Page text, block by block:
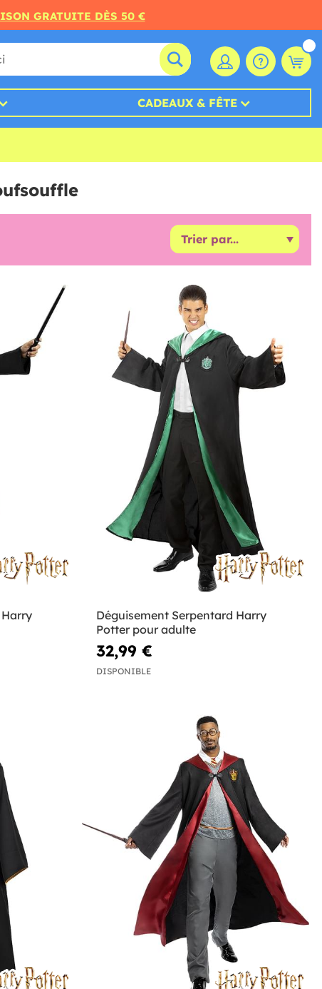
GRATUITE DÈS 50 €
CADEAUX & FÊTE
Déguisement Serpentard Harry
Potter pour adulte
32,99 €
DISPONIBLE